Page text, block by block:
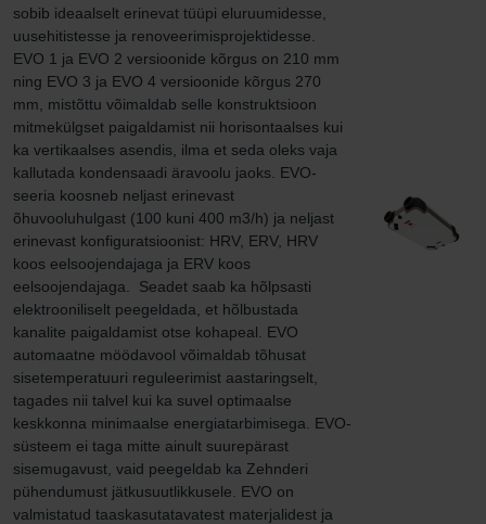
sobib ideaalselt erinevat tüüpi eluruumidesse,
uusehitistesse ja renoveerimisprojektidesse.
EVO 1 ja EVO 2 versioonide kõrgus on 210 mm
ning EVO 3 ja EVO 4 versioonide kõrgus 270
mm, mistõttu võimaldab selle konstruktsioon
mitmekülgset paigaldamist nii horisontaalses kui
ka vertikaalses asendis, ilma et seda oleks vaja
kallutada kondensaadi äravoolu jaoks. EVO-
seeria koosneb neljast erinevast
õhuvooluhulgast (100 kuni 400 m3/h) ja neljast
erinevast konfiguratsioonist: HRV, ERV, HRV
koos eelsoojendajaga ja ERV koos
eelsoojendajaga.  Seadet saab ka hõlpsasti
elektrooniliselt peegeldada, et hõlbustada
kanalite paigaldamist otse kohapeal. EVO
automaatne möödavool võimaldab tõhusat
sisetemperatuuri reguleerimist aastaringselt,
tagades nii talvel kui ka suvel optimaalse
keskkonna minimaalse energiatarbimisega. EVO-
süsteem ei taga mitte ainult suurepärast
sisemugavust, vaid peegeldab ka Zehnderi
pühendumust jätkusuutlikkusele. EVO on
valmistatud taaskasutatavatest materjalidest ja